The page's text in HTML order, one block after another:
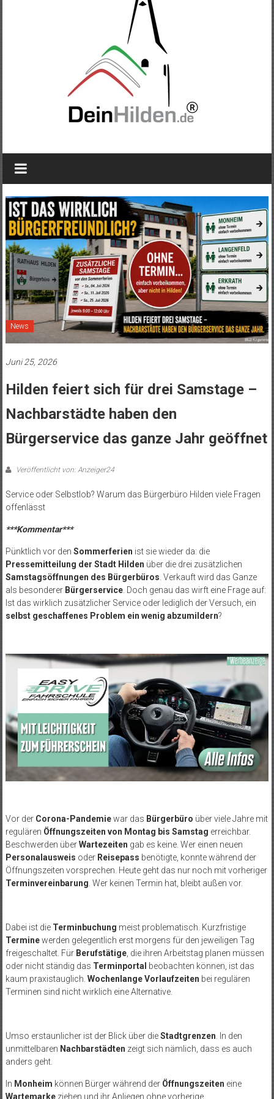
News
Juni 25, 2026
Hilden feiert sich für drei Samstage –
Nachbarstädte haben den
Bürgerservice das ganze Jahr geöffnet
Veröffentlicht von: Anzeiger24
Service oder Selbstlob? Warum das Bürgerbüro Hilden viele Fragen
offenlässt
***Kommentar***
Pünktlich vor den Sommerferien ist sie wieder da: die
Pressemitteilung der Stadt Hilden über die drei zusätzlichen
Samstagsöffnungen des Bürgerbüros. Verkauft wird das Ganze
als besonderer Bürgerservice. Doch genau das wirft eine Frage auf:
Ist das wirklich zusätzlicher Service oder lediglich der Versuch, ein
selbst geschaffenes Problem ein wenig abzumildern?
Vor der Corona-Pandemiewar das Bürgerbüro über viele Jahre mit
regulären Öffnungszeiten von Montag bis Samstag erreichbar.
Beschwerden überWartezeiten gab es keine. Wer einen neuen
Personalausweis oder Reisepass benötigte, konnte während der
Öffnungszeiten vorsprechen. Heute geht das nur noch mit vorheriger
Terminvereinbarung . Wer keinen Termin hat, bleibt außen vor.
Dabei ist die Terminbuchung meist problematisch. Kurzfristige
Terminewerden gelegentlich erst morgens für den jeweiligen Tag
freigeschaltet. Für Berufstätige, die ihren Arbeitstag planen müssen
oder nicht ständig das Terminportal beobachten können, ist das
kaum praxistauglich. Wochenlange Vorlaufzeiten bei regulären
Terminen sind nicht wirklich eine Alternative.
Umso erstaunlicher ist der Blick über dieStadtgrenzen . In den
unmittelbaren Nachbarstädten zeigt sich nämlich, dass es auch
anders geht.
In Monheim können Bürger während der Öffnungszeiten eine
Wartemarkeziehen und ihr Anliegen ohne vorherige